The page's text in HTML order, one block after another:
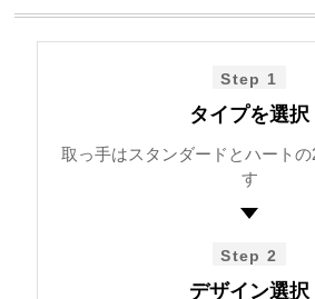
Step 1
タイプを選択
取っ手はスタンダードとハートの
す
Step 2
デザイン選択